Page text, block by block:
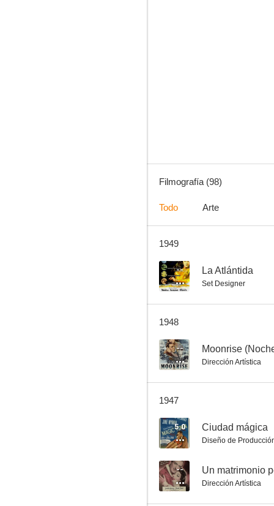
6.3
Filmografía (98)
Todo Arte
1949
-- La Atlántida
Set Designer
1948
-- Moonrise
Dirección Artística
1947
5.0 Ciudad mágica
Diseño de
-- Un matrimonio
Dirección Artística